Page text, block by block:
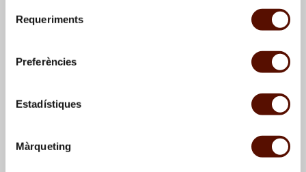
Requeriments
Preferències
Estadístiques
Màrqueting
, 1978